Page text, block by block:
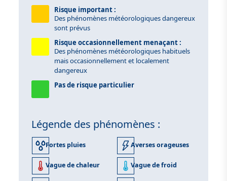
Risque important :
Des phénomènes météorologiques dangereux
sont prévus
Risque occasionnellement menaçant :
Des phénomènes météorologiques habituels
mais occasionnellement et localement
dangereux
Pas de risque particulier
Légende des phénomènes :
Fortes pluies Averses orageuses
Vague de chaleur Vague de froid